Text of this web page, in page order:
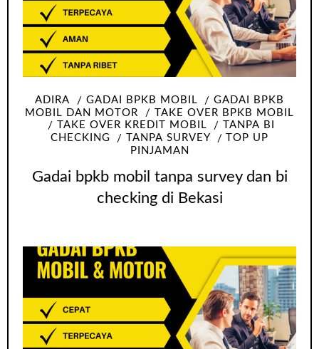
ADIRA GADAI BPKB MOBIL
GADAI BPKB
MOBIL DAN MOTOR
TAKE OVER BPKB MOBIL
TAKE OVER KREDIT MOBIL
TANPA BI
CHECKING
TANPA SURVEY
TOP UP
PINJAMAN
Gadai bpkb mobil tanpa survey dan bi
checking di Bekasi